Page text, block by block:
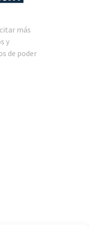
más
y
de poder